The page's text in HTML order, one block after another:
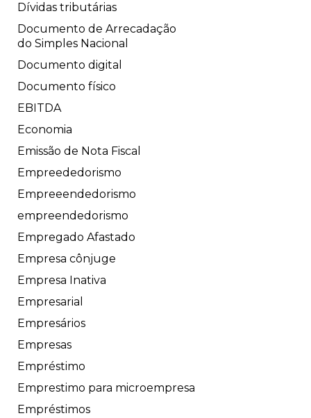
Dívidas tributárias
Documento de Arrecadação
do Simples Nacional
Documento digital
Documento físico
EBITDA
Economia
Emissão de Nota Fiscal
Empreededorismo
Empreeendedorismo
empreendedorismo
Empregado Afastado
Empresa cônjuge
Empresa Inativa
Empresarial
Empresários
Empresas
Empréstimo
Emprestimo para microempresa
Empréstimos